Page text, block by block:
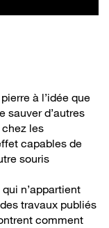
à l’idée que
sauver d’autres
les
capables de
souris
n’appartient
travaux publiés
comment